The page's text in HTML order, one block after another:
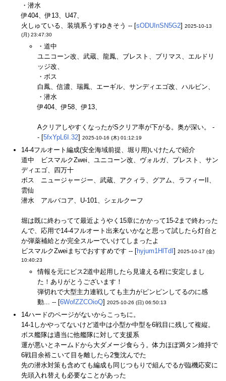
・潜水
伊404、伊13、U47、
火しゅている、装填系うすゆきそう -- [sODUInSN5G2] 2025-10-13
(月) 23:47:30
・道中
ユニコーン改、武蔵、龍鳳、ブレスト、プリマス、エルドリ
ッジ改、
・ボス
白鳳、信濃、瑞鳳、エーギル、サンディエゴ改、ハルビン、
・潜水
伊404、伊58、伊13、
AクリアしやすくなったがSクリア率が下がる。奥が深い。 -
- [5fxYpL6I.32] 2025-10-16 (木) 01:12:19
14-4フルオート編成(安全海域前提、堀り用)いけたんで紹介
道中 ビスマルクZwei、ユニコーン改、ヴォルガ、プレスト、サン
ディエゴ、四万十
ボス ニュージャージー、武蔵、アクィラ、グアム、ラフィーII、
雲仙
潜水 アルバコア、U-101、シェルクーフ
堀は既に終わってて最近ようやく15章にかかって15-2まで終わった
んで、応用で14-4フルオート出来ないかなと思って試したら灯台と
か弾薬補給とか完全スルーでいけてしまったよ
ビスマルクZweiまぢでおすすめです -- [hyjum1HlTdI ] 2025-10-17 (金)
10:40:23
情報を元にビス2道中起用したら見違える程に安定しまし
た！ありがとうございます！
弾切れで大型主力連戦しても主力がピンピンしてるのに感
動... -- [6WofZZCOioQ] 2025-10-26 (日) 06:50:13
14ハードのページがないからこっちに。
14-1しかやってないけど道中は小型か中型を6戦目に残して複縦。
ボス艦隊は適当に他艦隊に対して支援系
運が悪いとネームドから大ダメージ食らう。体力ほぼ満タン維持で
6戦目余裕こいて目を離したら2隻沈んでた
先の潜水対策も含めても編成も同じつもりで組んでるが臨機応変に
先頭入れ替えも必要なことがあった